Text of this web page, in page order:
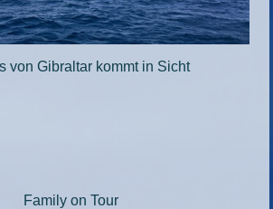
von Gibraltar kommt in Sicht
Family on Tour